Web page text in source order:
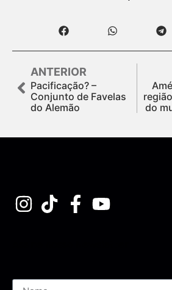
ANTERIOR
Pacificação? –
Conjunto de Favelas
do Alemão
do